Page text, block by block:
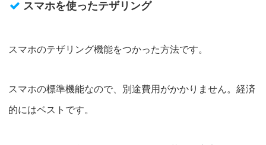
スマホを使ったテザリング
スマホのテザリング機能をつかった方法です。
スマホの標準機能なので、別途費用がかかりません。経済
的にはベストです。